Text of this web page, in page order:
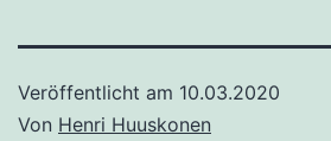
Veröffentlicht am 10.03.2020
Von Henri Huuskonen